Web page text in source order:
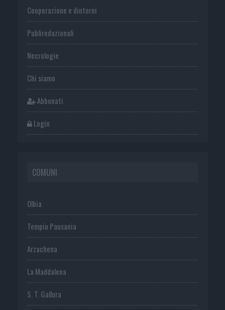
Cooperazione e dintorni
Publiredazionali
Necrologie
Chi siamo
Abbonati
Login
COMUNI
Olbia
Tempio Pausania
Arzachena
La Maddalena
S. T. Gallura